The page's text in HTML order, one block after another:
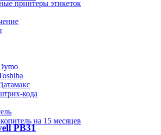
принтеры этикеток
кода
на 15 месяцев
PB31